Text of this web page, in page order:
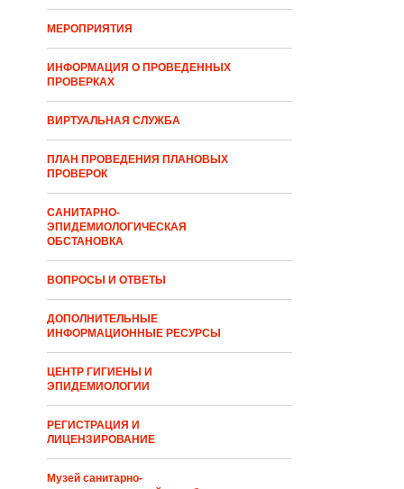
МЕРОПРИЯТИЯ
ИНФОРМАЦИЯ О ПРОВЕДЕННЫХ
ПРОВЕРКАХ
ВИРТУАЛЬНАЯ СЛУЖБА
ПЛАН ПРОВЕДЕНИЯ ПЛАНОВЫХ
ПРОВЕРОК
САНИТАРНО-
ЭПИДЕМИОЛОГИЧЕСКАЯ
ОБСТАНОВКА
ВОПРОСЫ И ОТВЕТЫ
ДОПОЛНИТЕЛЬНЫЕ
ИНФОРМАЦИОННЫЕ РЕСУРСЫ
ЦЕНТР ГИГИЕНЫ И
ЭПИДЕМИОЛОГИИ
РЕГИСТРАЦИЯ И
ЛИЦЕНЗИРОВАНИЕ
Музей санитарно-